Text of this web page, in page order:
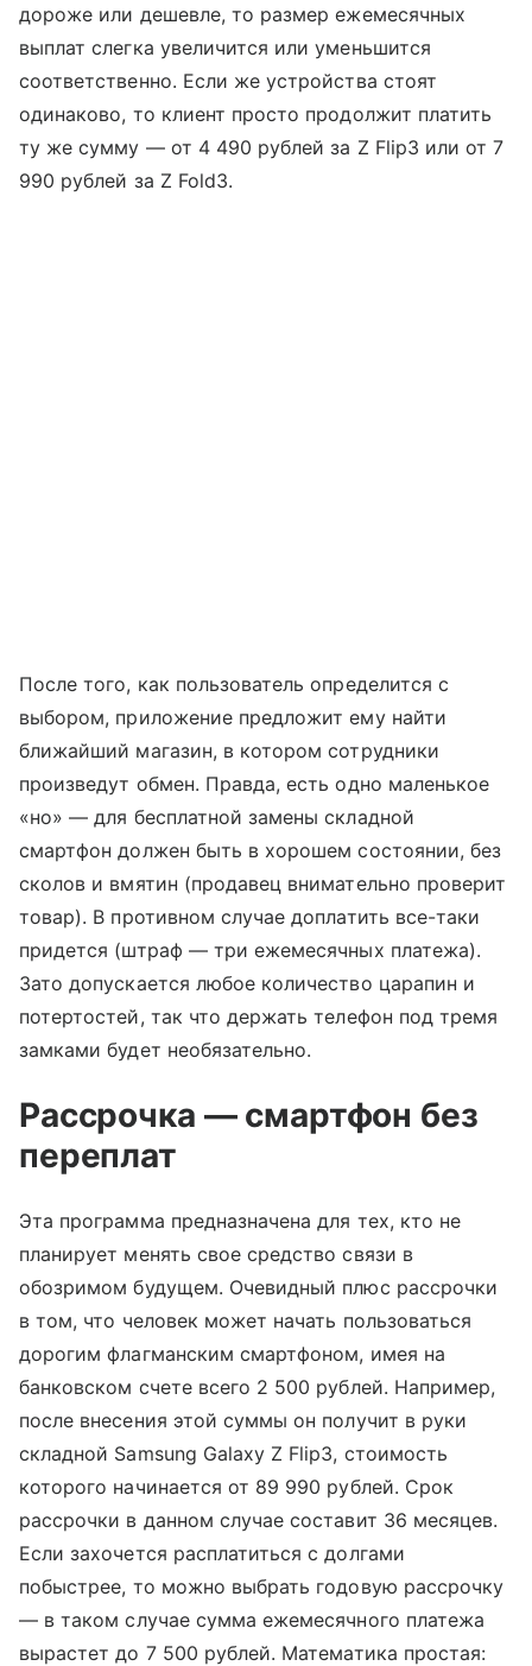
дороже или дешевле, то размер ежемесячных
выплат слегка увеличится или уменьшится
соответственно. Если же устройства стоят
одинаково, то клиент просто продолжит платить
ту же сумму — от 4 490 рублей за Z Flip3 или от 7
990 рублей за Z Fold3.
После того, как пользователь определится с
выбором, приложение предложит ему найти
ближайший магазин, в котором сотрудники
произведут обмен. Правда, есть одно маленькое
«но» — для бесплатной замены складной
смартфон должен быть в хорошем состоянии, без
сколов и вмятин (продавец внимательно проверит
товар). В противном случае доплатить все-таки
придется (штраф — три ежемесячных платежа).
Зато допускается любое количество царапин и
потертостей, так что держать телефон под тремя
замками будет необязательно.
Рассрочка — смартфон без
переплат
Эта программа предназначена для тех, кто не
планирует менять свое средство связи в
обозримом будущем. Очевидный плюс рассрочки
в том, что человек может начать пользоваться
дорогим флагманским смартфоном, имея на
банковском счете всего 2 500 рублей. Например,
после внесения этой суммы он получит в руки
складной Samsung Galaxy Z Flip3, стоимость
которого начинается от 89 990 рублей. Срок
рассрочки в данном случае составит 36 месяцев.
Если захочется расплатиться с долгами
побыстрее, то можно выбрать годовую рассрочку
— в таком случае сумма ежемесячного платежа
вырастет до 7 500 рублей. Математика простая: